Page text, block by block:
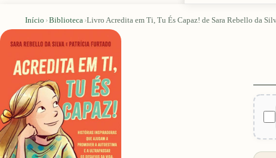
Início ›Biblioteca ›Livro Acredita em Ti, Tu És Capaz! de Sara Rebello da